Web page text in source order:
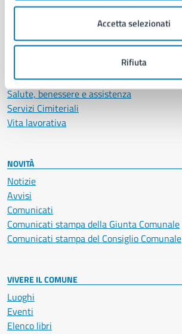
Accetta selezionati
Rifiuta
Autorizzazioni
Cultura e tempo libero
Documenti e certificati
Educazione e formazione
Giustizia e sicurezza pubblica
Imprese e commercio
Salute, benessere e assistenza
Servizi Cimiteriali
Vita lavorativa
NOVITÀ
Notizie
Avvisi
Comunicati
Comunicati stampa della Giunta Comunale
Comunicati stampa del Consiglio Comunale
VIVERE IL COMUNE
Luoghi
Eventi
Elenco libri